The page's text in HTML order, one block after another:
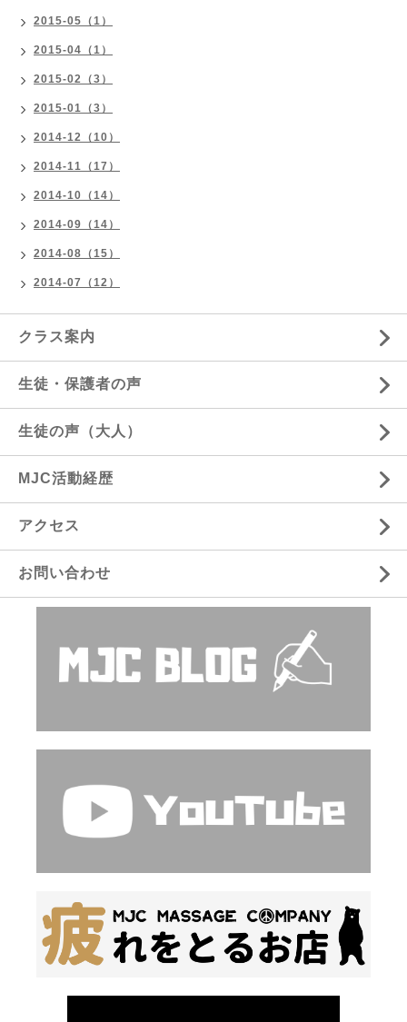
2015-05（1）
2015-04（1）
2015-02（3）
2015-01（3）
2014-12（10）
2014-11（17）
2014-10（14）
2014-09（14）
2014-08（15）
2014-07（12）
クラス案内
生徒・保護者の声
生徒の声（大人）
MJC活動経歴
アクセス
お問い合わせ